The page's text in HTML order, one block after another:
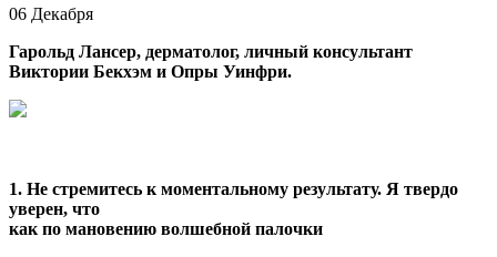
06 Декабря
Гарольд Лансер, дерматолог, личный консультант
Виктории Бекхэм и Опры Уинфри.
1. Не стремитесь к моментальному результату.­ Я твердо
уверен, что
как по мановению волшебной палочки